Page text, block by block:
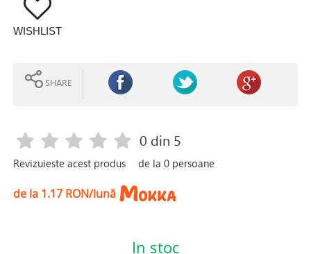
WISHLIST
SHARE
Revizuieste acest produs
0 din 5
de la0 persoane
de la 1.17 RON/lună
In stoc